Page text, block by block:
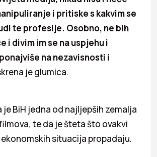
i pritiske s kakvim se
te profesije. Osobno, ne bih
i divim im se na uspjehu i
na nezavisnosti i
je glumica.
je BiH jedna od najljepših zemalja
te da je šteta što ovakvi
situacija propadaju.